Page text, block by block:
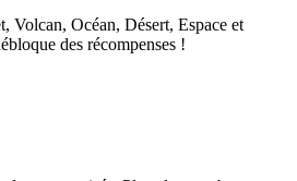
Volcan, Océan, Désert, Espace et
des récompenses !